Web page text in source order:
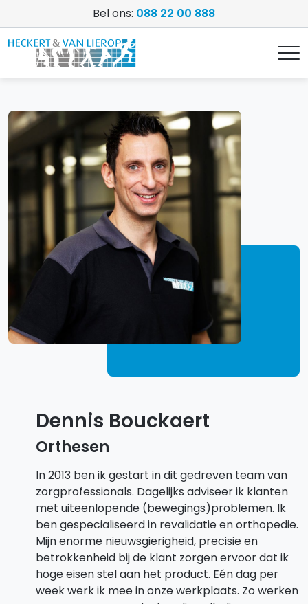
Bel ons: 088 22 00 888
Dennis Bouckaert
Orthesen
In 2013 ben ik gestart in dit gedreven team van
zorgprofessionals. Dagelijks adviseer ik klanten
met uiteenlopende (bewegings)problemen. Ik
ben gespecialiseerd in revalidatie en orthopedie.
Mijn enorme nieuwsgierigheid, precisie en
betrokkenheid bij de klant zorgen ervoor dat ik
hoge eisen stel aan het product. Eén dag per
week werk ik mee in onze werkplaats. Zo werken